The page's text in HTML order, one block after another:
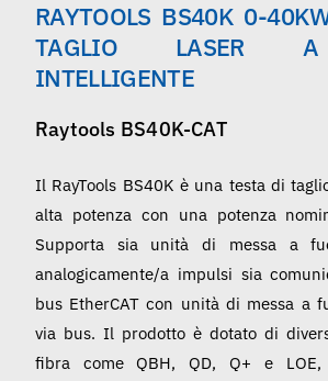
Italiano
RAYTOOLS BS40K 0-
TAGLIO LASER
INTELLIGENTE
Raytools BS40K-CAT
Il RayTools BS40K è una testa di
alta potenza con una potenza
Supporta sia unità di messa a
analogicamente/a impulsi sia
bus EtherCAT con unità di messa a
via bus. Il prodotto è dotato di
fibra come QBH, QD, Q+ e LOE,